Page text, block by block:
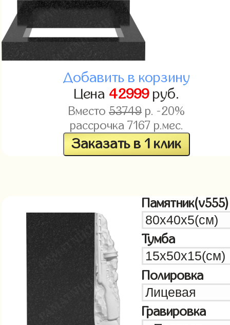
Добавить в корзину
Цена 42999руб.
Вместо53749р. -20%
рассрочка7167 р.мес.
Заказать в 1 клик
Памятник(v555)
Тумба
Полировка
Гравировка